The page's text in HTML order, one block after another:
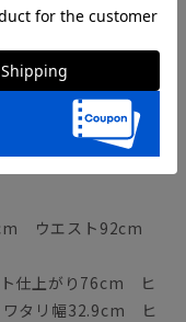
ウエスト89cm
仕上がり73cm ヒ
ワタリ幅32cm ヒ
ウエスト92cm
仕上がり76cm ヒ
タリ幅32.9cm ヒ